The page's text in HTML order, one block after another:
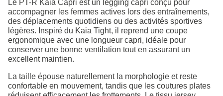
Le PT-R Kaia Capri est un legging capri conçu pour
accompagner les femmes actives lors des entraînements,
des déplacements quotidiens ou des activités sportives
légères. Inspiré du Kaia Tight, il reprend une coupe
ergonomique avec une longueur capri, idéale pour
conserver une bonne ventilation tout en assurant un
excellent maintien.
La taille épouse naturellement la morphologie et reste
confortable en mouvement, tandis que les coutures plates